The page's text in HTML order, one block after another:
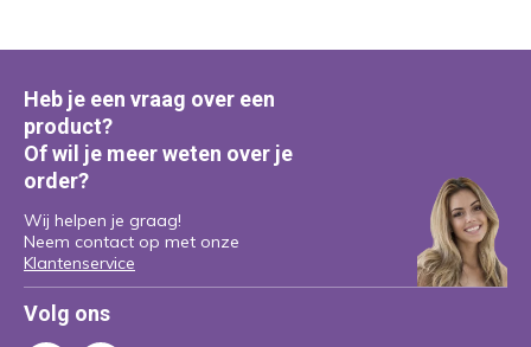
Heb je een vraag over een
product?
Of wil je meer weten over je
order?
Wij helpen je graag!
Neem contact op met onze
Klantenservice
Volg ons